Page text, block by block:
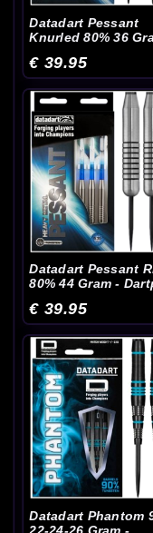
Datadart Pessant
Knurled 80% 36
€ 39.95
Datadart Pessant
80% 44 Gram -
€ 39.95
Datadart Phantom
22-24-26 Gram -